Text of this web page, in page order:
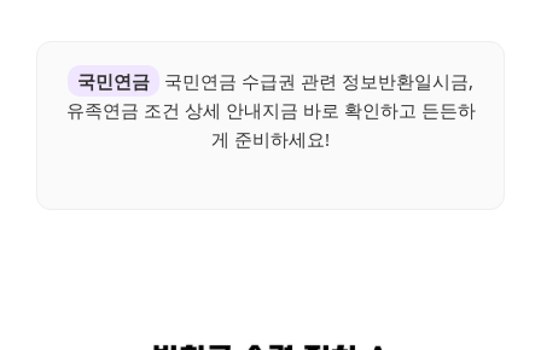
국민연금
국민연금 수급권 관련 정보반환일시금,
유족연금 조건 상세 안내지금 바로 확인하고 든든하
게 준비하세요!